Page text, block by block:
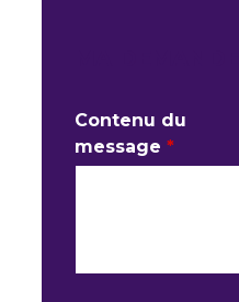
Contenu du
message *